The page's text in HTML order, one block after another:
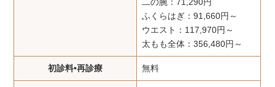
ふくらはぎ：91,660円～
ウエスト：117,970円～
太もも全体：356,480円～
初診料•再診療 無料